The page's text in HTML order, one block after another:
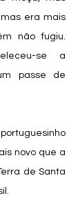
era mais
não fugiu.
se a
passe de
novo que a
de Santa